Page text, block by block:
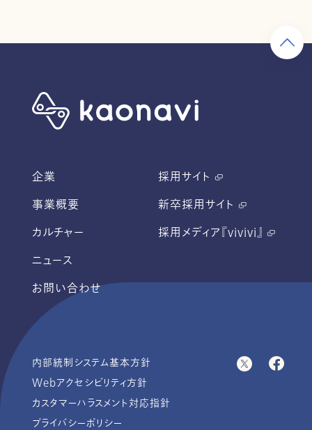
企業
事業概要
カルチャー
ニュース
お問い合わせ
採用サイト
新卒採用サイト
採用メディア『vivivi』
内部統制システム基本方針
Webアクセシビリティ方針
カスタマーハラスメント対応指針
プライバシーポリシー